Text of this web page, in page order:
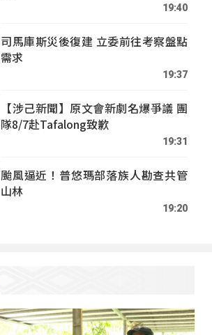
19:40
司馬庫斯災後復建 立委前往考察盤點
需求
19:37
【涉己新聞】原文會新劇名爆爭議 團
隊8/7赴Tafalong致歉
19:31
颱風逼近！普悠瑪部落族人勘查共管
山林
19:20